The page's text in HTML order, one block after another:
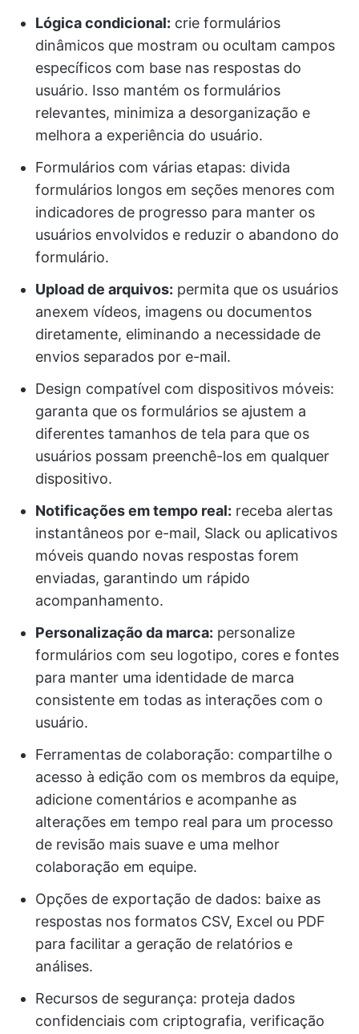
Lógica condicional: crie formulários
dinâmicos que mostram ou ocultam campos
específicos com base nas respostas do
usuário. Isso mantém os formulários
relevantes, minimiza a desorganização e
melhora a experiência do usuário.
Formulários com várias etapas: divida
formulários longos em seções menores com
indicadores de progresso para manter os
usuários envolvidos e reduzir o abandono do
formulário.
Upload de arquivos: permita que os usuários
anexem vídeos, imagens ou documentos
diretamente, eliminando a necessidade de
envios separados por e-mail.
Design compatível com dispositivos móveis:
garanta que os formulários se ajustem a
diferentes tamanhos de tela para que os
usuários possam preenchê-los em qualquer
dispositivo.
Notificações em tempo real: receba alertas
instantâneos por e-mail, Slack ou aplicativos
móveis quando novas respostas forem
enviadas, garantindo um rápido
acompanhamento.
Personalização da marca: personalize
formulários com seu logotipo, cores e fontes
para manter uma identidade de marca
consistente em todas as interações com o
usuário.
Ferramentas de colaboração: compartilhe o
acesso à edição com os membros da equipe,
adicione comentários e acompanhe as
alterações em tempo real para um processo
de revisão mais suave e uma melhor
colaboração em equipe.
Opções de exportação de dados: baixe as
respostas nos formatos CSV, Excel ou PDF
para facilitar a geração de relatórios e
análises.
Recursos de segurança: proteja dados
confidenciais com criptografia, verificação